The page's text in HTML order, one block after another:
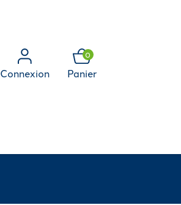
Connexion Panier
0